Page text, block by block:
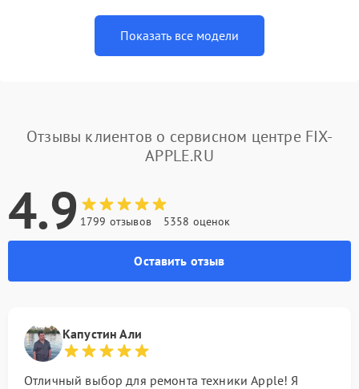
Показать все модели
Отзывы клиентов о сервисном центре FIX-
APPLE.RU
4.9 1799 отзывов 5358 оценок
Оставить отзыв
Капустин Али
Отличный выбор для ремонта техники Apple! Я